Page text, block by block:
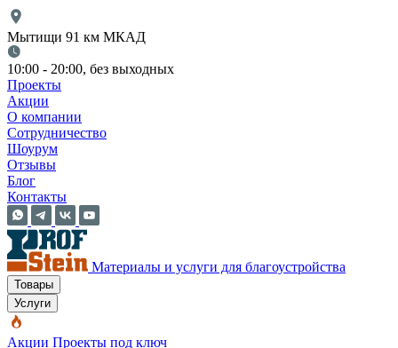
Мытищи 91 км МКАД
10:00 - 20:00, без выходных
Проекты
Акции
О компании
Сотрудничество
Шоурум
Отзывы
Блог
Контакты
Материалы и услуги для благоустройства
Товары
Услуги
Акции Проекты под ключ